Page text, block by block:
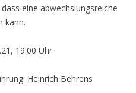
eine abwechslungsreiche
kann.
19.00 Uhr
Heinrich Behrens